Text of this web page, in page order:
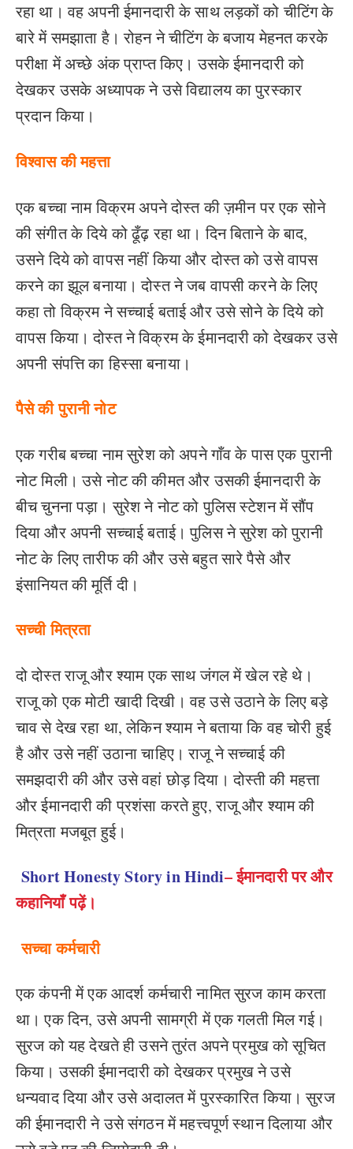
रहा था। वह अपनी ईमानदारी के साथ लड़कों को चीटिंग के
बारे में समझाता है। रोहन ने चीटिंग के बजाय मेहनत करके
परीक्षा में अच्छे अंक प्राप्त किए। उसके ईमानदारी को
देखकर उसके अध्यापक ने उसे विद्यालय का पुरस्कार
प्रदान किया।
विश्वास की महत्ता
एक बच्चा नाम विक्रम अपने दोस्त की ज़मीन पर एक सोने
की संगीत के दिये को ढूँढ़ रहा था। दिन बिताने के बाद,
उसने दिये को वापस नहीं किया और दोस्त को उसे वापस
करने का झूल बनाया। दोस्त ने जब वापसी करने के लिए
कहा तो विक्रम ने सच्चाई बताई और उसे सोने के दिये को
वापस किया। दोस्त ने विक्रम के ईमानदारी को देखकर उसे
अपनी संपत्ति का हिस्सा बनाया।
पैसे की पुरानी नोट
एक गरीब बच्चा नाम सुरेश को अपने गाँव के पास एक पुरानी
नोट मिली। उसे नोट की कीमत और उसकी ईमानदारी के
बीच चुनना पड़ा। सुरेश ने नोट को पुलिस स्टेशन में सौंप
दिया और अपनी सच्चाई बताई। पुलिस ने सुरेश को पुरानी
नोट के लिए तारीफ की और उसे बहुत सारे पैसे और
इंसानियत की मूर्ति दी।
सच्ची मित्रता
दो दोस्त राजू और श्याम एक साथ जंगल में खेल रहे थे।
राजू को एक मोटी खादी दिखी। वहउसे उठाने के लिए बड़े
चाव से देख रहा था, लेकिन श्याम ने बताया कि वह चोरी हुई
है और उसे नहीं उठाना चाहिए। राजू ने सच्चाई की
समझदारी की और उसे वहां छोड़ दिया। दोस्ती की महत्ता
और ईमानदारी की प्रशंसा करते हुए, राजू और श्याम की
मित्रता मजबूत हुई।
Short Honesty Story in Hindi– ईमानदारी पर और
कहानियाँ पढ़ें।
सच्चा कर्मचारी
एक कंपनी में एक आदर्श कर्मचारी नामित सुरज काम करता
था। एक दिन, उसे अपनी सामग्री में एक गलती मिल गई।
सुरज को यह देखते ही उसने तुरंत अपने प्रमुख को सूचित
किया। उसकी ईमानदारी को देखकर प्रमुख ने उसे
धन्यवाद दिया और उसे अदालत में पुरस्कारित किया। सुरज
की ईमानदारी ने उसे संगठन में महत्त्वपूर्ण स्थान दिलाया और